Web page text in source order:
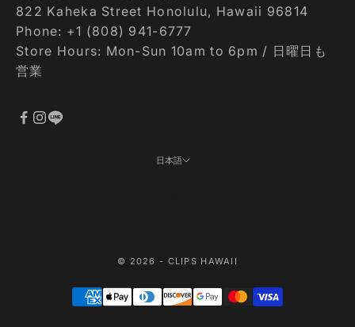
822 Kaheka Street Honolulu, Hawaii 96814
Phone: +1 (808) 941-6777
Store Hours: Mon-Sun 10am to 6pm / 日曜日も
営業
日本語
© 2026 - CLIPS HAWAII